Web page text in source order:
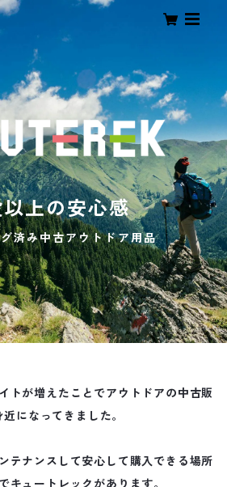
上の安心感
済み中古アウトドア用品
トが増えたことでアウトドアの中古販
になってきました。
テナンスして安心して購入できる場所
キュートレックがあります。